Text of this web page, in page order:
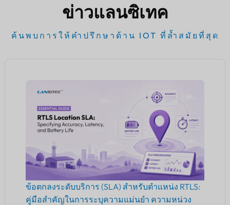
ข่าวแลนซิเทค
ค้นพบการให้คำปรึกษาด้าน IOT ที่ล้ำสมัยที่สุด
ข้อตกลงระดับบริการ (SLA) สำหรับตำแหน่ง RTLS:
คู่มือสำคัญในการระบุความแม่นยำ ความหน่วง